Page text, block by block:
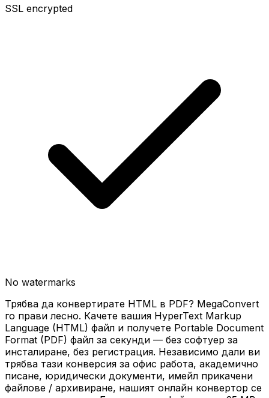
SSL encrypted
No watermarks
Трябва да конвертирате HTML в PDF? MegaConvert
го прави лесно. Качете вашия HyperText Markup
Language (HTML) файл и получете Portable Document
Format (PDF) файл за секунди — без софтуер за
инсталиране, без регистрация. Независимо дали ви
трябва тази конверсия за офис работа, академично
писане, юридически документи, имейл прикачени
файлове / архивиране, нашият онлайн конвертор се